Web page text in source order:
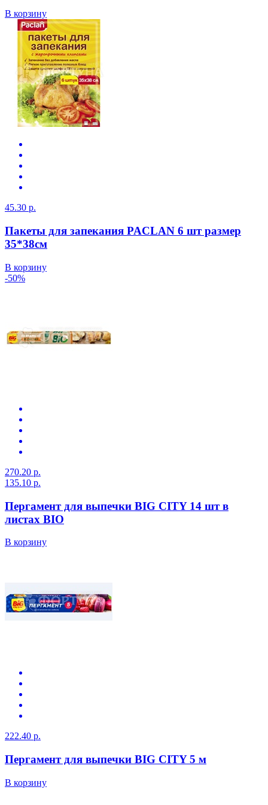
В корзину
45.30 р.
Пакеты для запекания PACLAN 6 шт размер
35*38см
В корзину
-50%
270.20 р.
135.10 р.
Пергамент для выпечки BIG CITY 14 шт в
листах BIO
В корзину
222.40 р.
Пергамент для выпечки BIG CITY 5 м
В корзину